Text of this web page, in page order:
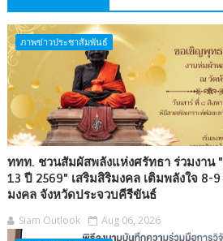
ภาพข่าวประชาสัมพันธ์
ททท. ชวนสัมผัสพลังแห่งศรัทธา ร่วมงาน
13 ปี 2569" เสริมสิริมงคล เติมพลังใจ
มงคล จังหวัดประจวบคีรีขันธ์
Siam Outlook Aug 06, 2026